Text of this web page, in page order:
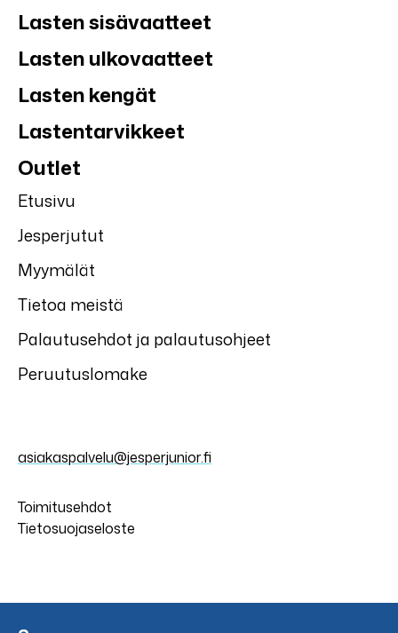
Lasten sisävaatteet
Lasten ulkovaatteet
Lasten kengät
Lastentarvikkeet
Outlet
Etusivu
Jesperjutut
Myymälät
Tietoa meistä
Palautusehdot ja palautusohjeet
Peruutuslomake
asiakaspalvelu@jesperjunior.fi
Toimitusehdot
Tietosuojaseloste